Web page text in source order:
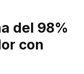
del 98%
con